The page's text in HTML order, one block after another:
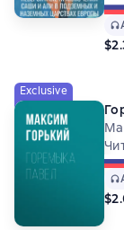
Exclusive